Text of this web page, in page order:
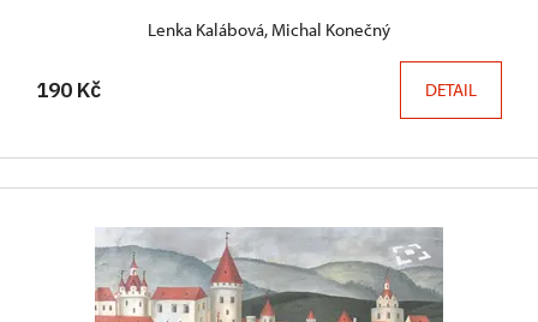
Lenka Kalábová, Michal Konečný
190 Kč DETAIL